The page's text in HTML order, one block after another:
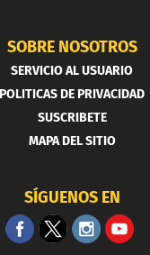
SOBRE NOSOTROS
SERVICIO AL USUARIO
POLITICAS DE PRIVACIDAD
SUSCRIBETE
MAPA DEL SITIO
SÍGUENOS EN